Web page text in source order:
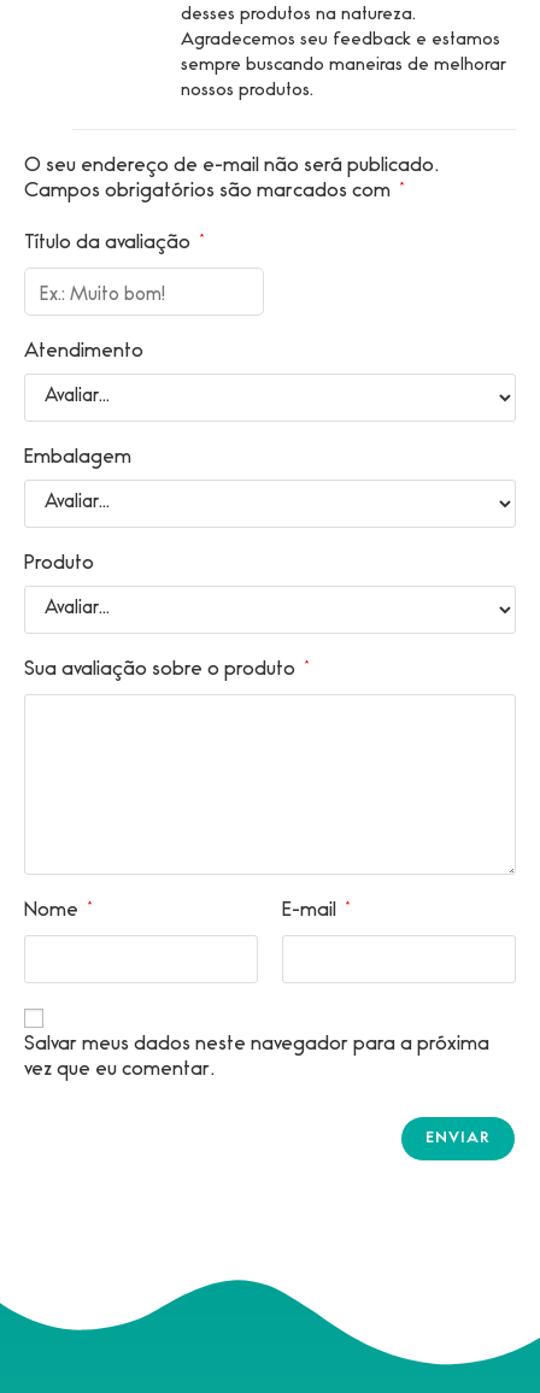
desses produtos na natureza.
Agradecemos seu feedback e estamos
sempre buscando maneiras de melhorar
nossos produtos.
O seu endereço de e-mail não será publicado.
Campos obrigatórios são marcados com
*
Título da avaliação *
Atendimento
Embalagem
Produto
Sua avaliação sobre o produto *
Nome * E-mail *
Salvar meus dados neste navegador para a próxima
vez que eu comentar.